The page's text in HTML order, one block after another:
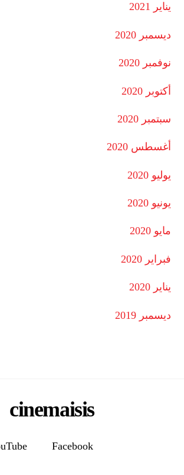
يناير 2021
ديسمبر 2020
نوفمبر 2020
أكتوبر 2020
سبتمبر 2020
أغسطس 2020
يوليو 2020
يونيو 2020
مايو 2020
فبراير 2020
يناير 2020
ديسمبر 2019
cinemaisis